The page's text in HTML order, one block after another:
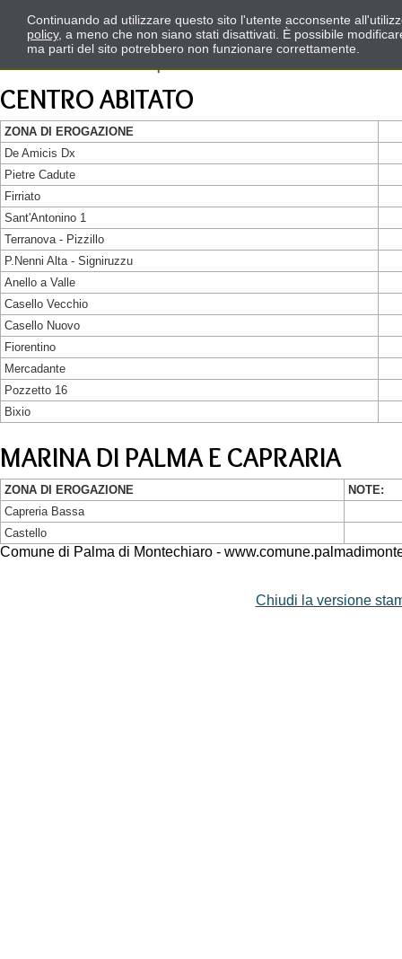
CENTRO ABITATO
ZONA DI EROGAZIONE
De Amicis Dx
Pietre Cadute
Firriato
Sant'Antonino 1
Terranova - Pizzillo
P.Nenni Alta - Signiruzzu
Anello a Valle
Casello Vecchio
Casello Nuovo
Fiorentino
Mercadante
Pozzetto 16
Bixio
MARINA DI PALMA E CAPRARIA
ZONA DI EROGAZIONE
NOTE:
Capreria Bassa
Castello
Comune di Palma di Montechiaro -
Chiudi la versione
Continuando ad utilizzare questo sito l'utente acconsente
policy, a meno che non siano stati disattivati. È possibile
ma parti del sito potrebbero non funzionare correttamente.